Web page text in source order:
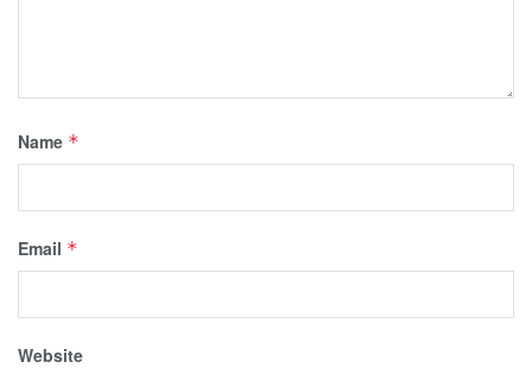
Name *
Email *
Website